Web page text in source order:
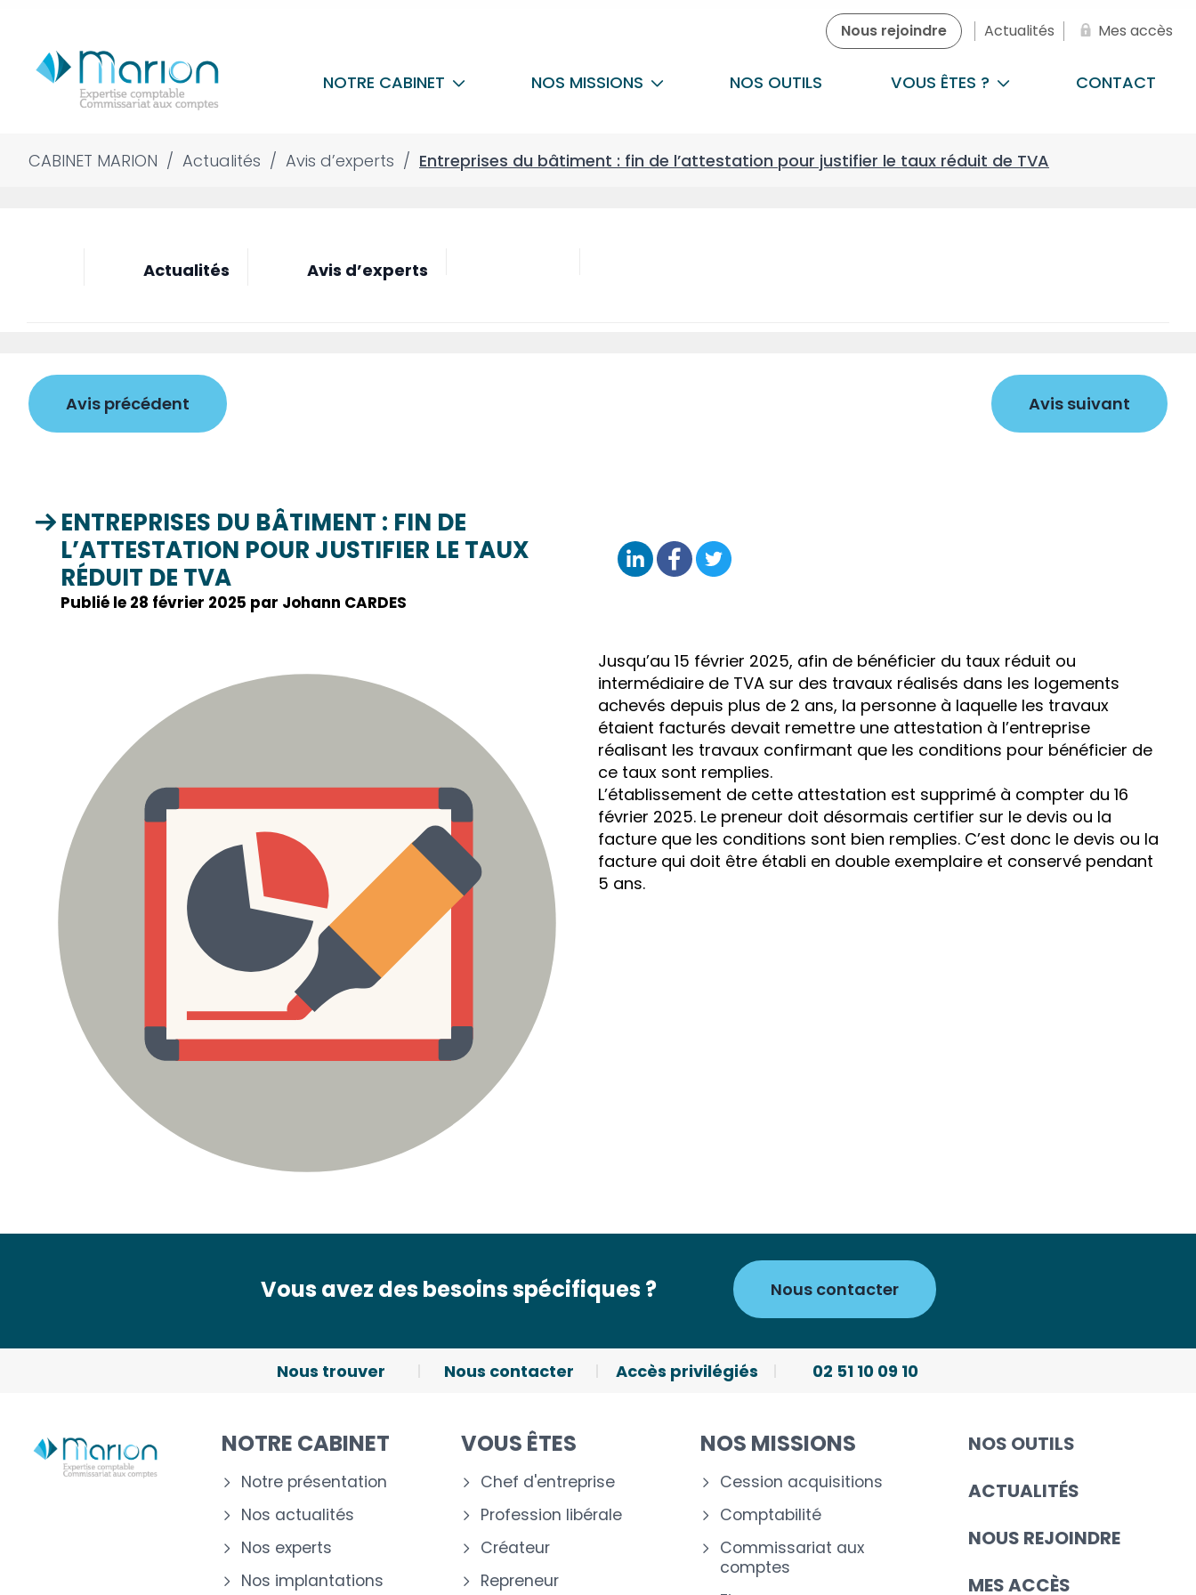
Nous rejoindre Actualités Mes accès
NOTRE CABINET NOS MISSIONS NOS OUTILS VOUS ÊTES ? CONTACT
CABINET MARION / Actualités / Avis d’experts / Entreprises du bâtiment : fin de l’attestation pour justifier le taux réduit de TVA
Actualités Avis d’experts
Avis précédent Avis suivant
ENTREPRISES DU BÂTIMENT : FIN DE
L’ATTESTATION POUR JUSTIFIER LE TAUX
RÉDUIT DE TVA
Publié le 28 février 2025 par Johann CARDES
Jusqu’au 15 février 2025, afin de bénéficier du taux réduit ou
intermédiaire de TVA sur des travaux réalisés dans les logements
achevés depuis plus de 2 ans, la personne à laquelle les travaux
étaient facturés devait remettre une attestation à l’entreprise
réalisant les travaux confirmant que les conditions pour bénéficier de
ce taux sont remplies.
L’établissement de cette attestation est supprimé à compter du 16
février 2025. Le preneur doit désormais certifier sur le devis ou la
facture que les conditions sont bien remplies. C’est donc le devis ou la
facture qui doit être établi en double exemplaire et conservé pendant
5 ans.
Vous avez des besoins spécifiques ? Nous contacter
Nous trouver Nous contacter Accès privilégiés 02 51 10 09 10
NOTRE CABINET
Notre présentation
Nos actualités
Nos experts
Nos implantations
VOUS ÊTES
Chef d'entreprise
Profession libérale
Créateur
Repreneur
NOS MISSIONS
Cession acquisitions
Comptabilité
Commissariat aux
comptes
NOS OUTILS
ACTUALITÉS
NOUS REJOINDRE
MES ACCÈS